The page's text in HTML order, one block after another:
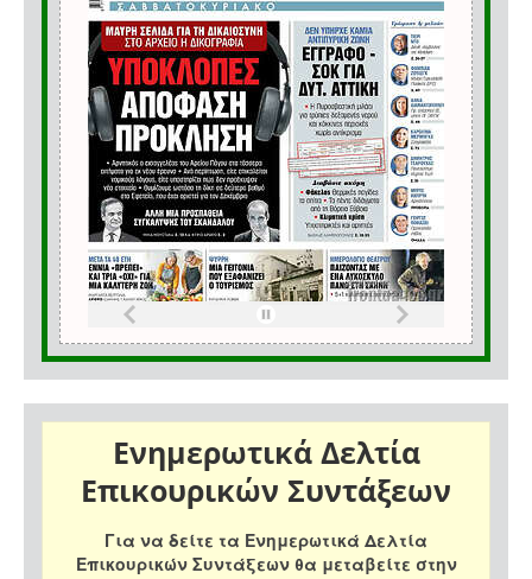
Ενημερωτικά Δελτία
Επικουρικών Συντάξεων
Για να δείτε τα Ενημερωτικά Δελτία
Επικουρικών Συντάξεων θα μεταβείτε στην